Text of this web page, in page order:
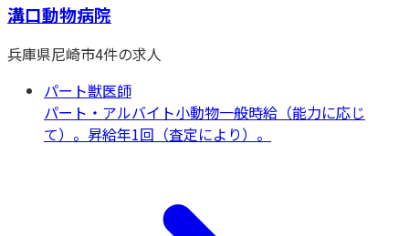
溝口動物病院
兵庫県尼崎市4件の求人
パート獣医師
パート・アルバイト小動物一般時給（能力に応じ
て）。昇給年1回（査定により）。